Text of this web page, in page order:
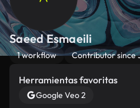
Saeed Esmaeili
1 workflow Contributor since
Herramientas favoritas
Google Veo 2